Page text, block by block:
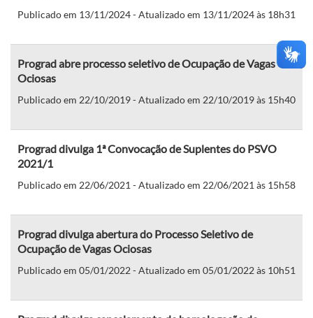
Publicado em 13/11/2024 - Atualizado em 13/11/2024 às 18h31
Prograd abre processo seletivo de Ocupação de Vagas
Ociosas
Publicado em 22/10/2019 - Atualizado em 22/10/2019 às 15h40
Prograd divulga 1ª Convocação de Suplentes do PSVO
2021/1
Publicado em 22/06/2021 - Atualizado em 22/06/2021 às 15h58
Prograd divulga abertura do Processo Seletivo de
Ocupação de Vagas Ociosas
Publicado em 05/01/2022 - Atualizado em 05/01/2022 às 10h51